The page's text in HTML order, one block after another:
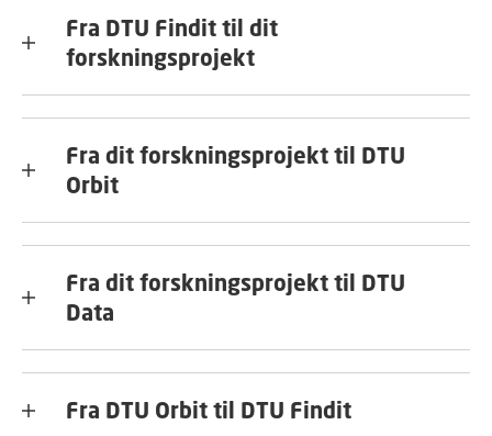
Fra DTU Findit til dit
forskningsprojekt
Fra dit forskningsprojekt til DTU
Orbit
Fra dit forskningsprojekt til DTU
Data
Fra DTU Orbit til DTU Findit